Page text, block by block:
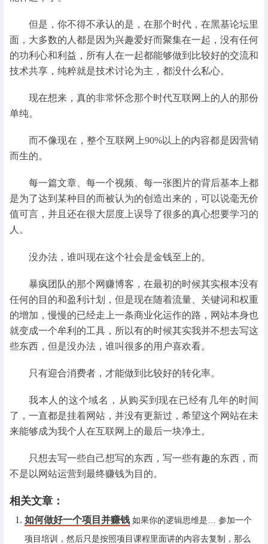
但是，你不得不承认的是，在那个时代，在黑基论坛里
面，大多数的人都是因为兴趣爱好而聚集在一起，没有任何
的功利心和利益，所有人在一起都能够做到比较好的交流和
技术共享，纯粹就是技术讨论为主，都没什么私心。
现在想来，真的非常怀念那个时代互联网上的人的那份
单纯。
而不像现在，整个互联网上90%以上的内容都是因营销
而生的。
每一篇文章、每一个视频、每一张图片的背后基本上都
是为了达到某种目的而被认为的创造出来的，可以说毫无价
值可言，并且还在很大层度上误导了很多的真心想要学习的
人。
没办法，谁叫现在这个社会是金钱至上的。
暴疯团队的那个网赚博客，在最初的时候其实根本没有
任何的目的和盈利计划，但是现在随着流量、关键词和权重
的增加，慢慢的已经走上一条商业化运作的路，网站本身也
就变成一个牟利的工具，所以有的时候其实我并不想去写这
些东西，但是没办法，谁叫很多的用户喜欢看。
只有迎合消费者，才能做到比较好的转化率。
我本人的这个域名，从购买到现在已经有几年的时间
了，一直都是挂着网站，并没有更新过，希望这个网站在未
来能够成为我个人在互联网上的最后一块净土。
只想去写一些自己想写的东西，写一些有趣的东西，而
不是以网站运营到最终赚钱为目的。
相关文章：
如何做好一个项目并赚钱 如果你的逻辑思维是… 参加一个
项目培训，然后只是按照项目课程里面讲的内容去复制，那么